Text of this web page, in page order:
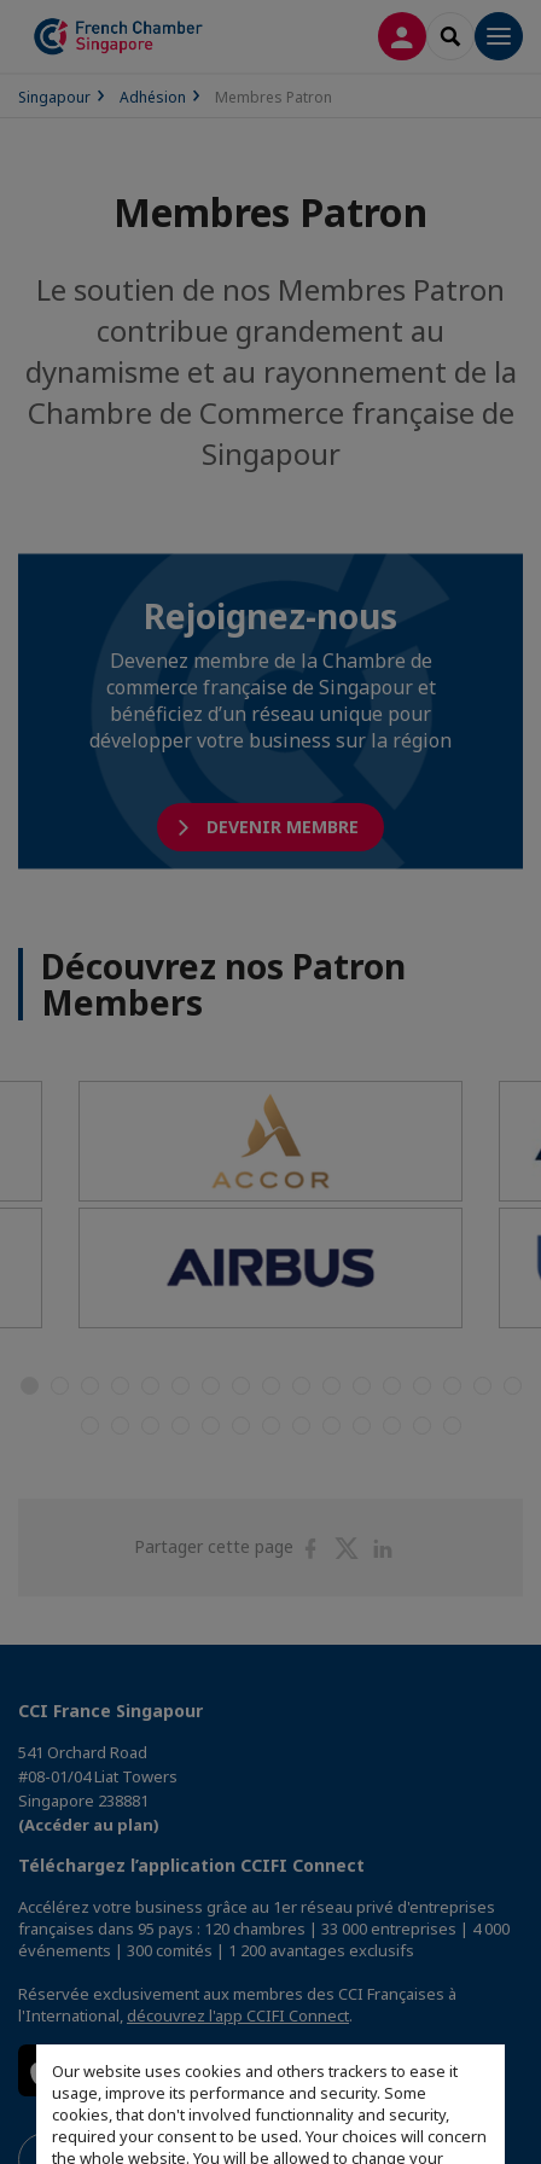
Our website uses cookies and others trackers to ease it
usage, improve its performance and security. Some
cookies, that don't involved functionnality and security,
required your consent to be used. Your choices will concern
the whole website. You will be allowed to change your
CONNEXION
Singapour Adhésion Membres Patron
Membres Patron
Le soutien de nos Membres Patron
contribue grandement au
dynamisme et au rayonnement de la
Chambre de Commerce française de
Singapour
Rejoignez-nous
Devenez membre de la Chambre de
commerce française de Singapour et
bénéficiez d’un réseau unique pour
développer votre business sur la région
DEVENIR MEMBRE
Découvrez nos Patron
Members
Partager cette page
PartagerPartager
CCI France Singapour
541 Orchard Road
#08-01/04 Liat Towers
Singapore 238881
(Accéder au plan)
Téléchargez l’application CCIFI Connect
Accélérez votre business grâce au 1er réseau privé d'entreprises
françaises dans 95 pays : 120 chambres | 33 000 entreprises | 4 000
événements | 300 comités | 1 200 avantages exclusifs
Réservée exclusivement aux membres des CCI Françaises à
l'International, découvrez l'app CCIFI Connect.